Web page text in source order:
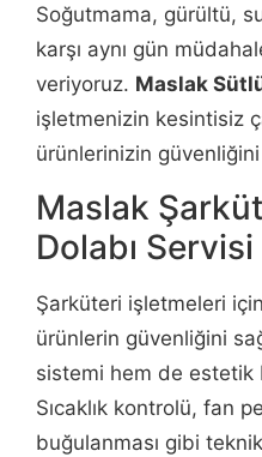
Soğutmama, gürültü, su
karşı aynı gün
veriyoruz. Maslak
işletmenizin kesintisiz
ürünlerinizin
Maslak
Dolabı Servisi
Şarküteri işletmeleri için
ürünlerin güvenliğini
sistemi hem de estetik
Sıcaklık kontrolü, fan
buğulanması gibi